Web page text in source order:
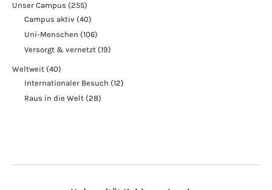
Unser Campus (255)
Campus aktiv (40)
Uni-Menschen (106)
Versorgt & vernetzt (19)
Weltweit (40)
Internationaler Besuch (12)
Raus in die Welt (28)